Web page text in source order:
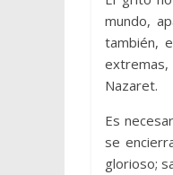
mundo,
también,
Nazaret.
Es
se
glorioso;